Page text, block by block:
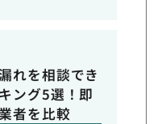
れを相談でき
ング5選！即
者を比較